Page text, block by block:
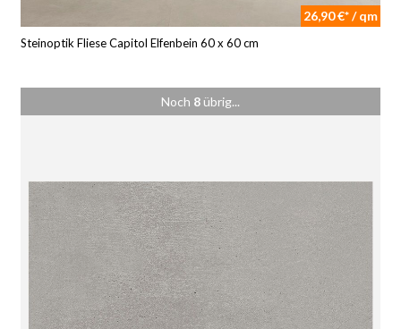
26,90 €* / qm
Steinoptik Fliese Capitol Elfenbein 60 x 60 cm
Noch 8 übrig...